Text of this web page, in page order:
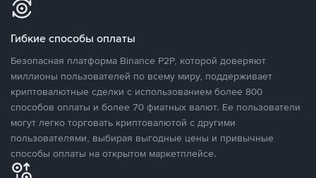
Гибкие способы оплаты
Безопасная платформа Binance P2P, которой доверяют
миллионы пользователей по всему миру, поддерживает
криптовалютные сделки с использованием более 800
способов оплаты и более 70 фиатных валют. Ее пользователи
могут легко торговать криптовалютой с другими
пользователями, выбирая выгодные цены и привычные
способы оплаты на открытом маркетплейсе.